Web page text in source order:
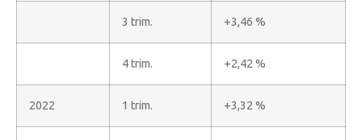
3 trim. +3,46 %
4 trim. +2,42 %
2022 1 trim. +3,32 %